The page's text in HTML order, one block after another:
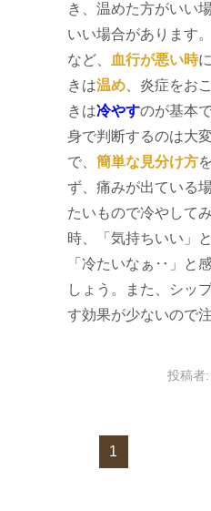
き、温めた方がいい
いい場合があります
など、
血行が悪い時
きは温め 、炎症をお
きは冷やすのが基本
身で判断するのは大
で、 簡単な見分け方
ず、痛みが出ている
たいもので冷やして
時、「気持ちいい」
「冷たいなぁ‥」と
しょう。また、シッ
す効果が少ないので
投稿者:
1